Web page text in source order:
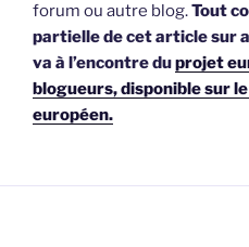
forum ou autre blog.Tout
partielle de cet article sur
va à l’encontre duprojet
blogueurs, disponible sur
européen.